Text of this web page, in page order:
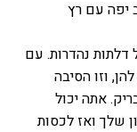
יפה עם רץ
דלתות נהדרות. עם
וזו הסיבה
אתה יכול
שלך ואז לכסות